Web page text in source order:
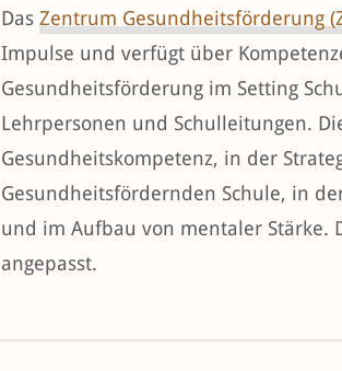
Das Zentrum Gesundheitsförderung
Impulse und verfügt über
Gesundheitsförderung im Setting
Lehrpersonen und Schulleitungen.
Gesundheitskompetenz, in der
Gesundheitsfördernden Schule, in
und im Aufbau von mentaler Stärke.
angepasst.